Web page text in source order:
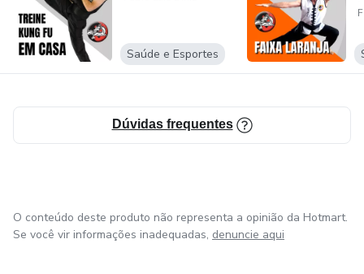
Saúde e Esportes
Dúvidas frequentes
O conteúdo deste produto não representa a opinião da Hotmart.
Se você vir informações inadequadas, denuncie aqui